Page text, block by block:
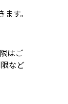
す。
はご
など